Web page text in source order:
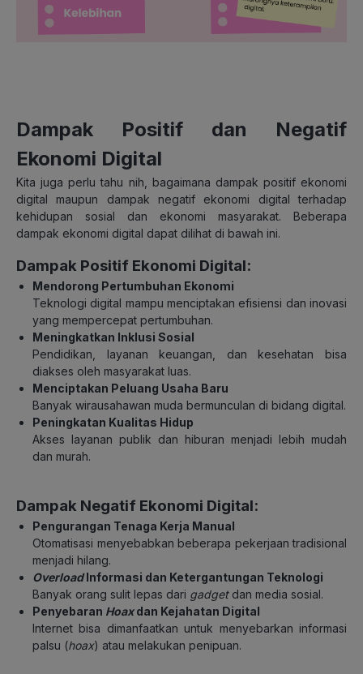
Dampak Positif dan Negatif
Ekonomi Digital
Kita juga perlu tahu nih, bagaimana dampak positif ekonomi
digital maupun dampak negatif ekonomi digital terhadap
kehidupan sosial dan ekonomi masyarakat. Beberapa
dampak ekonomi digital dapat dilihat di bawah ini.
Dampak Positif Ekonomi Digital:
Mendorong Pertumbuhan Ekonomi
Teknologi digital mampu menciptakan efisiensi dan inovasi
yang mempercepat pertumbuhan.
Meningkatkan Inklusi Sosial
Pendidikan, layanan keuangan, dan kesehatan bisa
diakses oleh masyarakat luas.
Menciptakan Peluang Usaha Baru
Banyak wirausahawan muda bermunculan di bidang digital.
Peningkatan Kualitas Hidup
Akses layanan publik dan hiburan menjadi lebih mudah
dan murah.
Dampak Negatif Ekonomi Digital:
Pengurangan Tenaga Kerja Manual
Otomatisasi menyebabkan beberapa pekerjaan tradisional
menjadi hilang.
OverloadInformasi dan Ketergantungan Teknologi
Banyak orang sulit lepas dari gadget dan media sosial.
Penyebaran Hoaxdan Kejahatan Digital
Internet bisa dimanfaatkan untuk menyebarkan informasi
palsu (hoax) atau melakukan penipuan.